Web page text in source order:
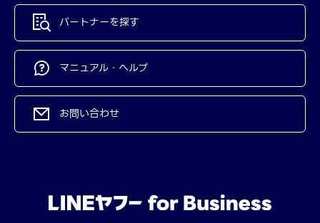
パートナーを探す
マニュアル・ヘルプ
お問い合わせ